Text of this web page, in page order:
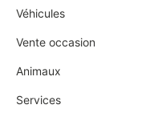
Véhicules
Vente occasion
Animaux
Services